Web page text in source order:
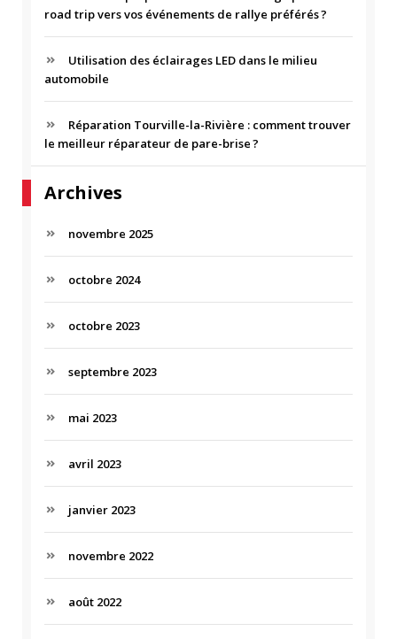
:
road trip vers vos événements de rallye préférés ?
Utilisation des éclairages LED dans le milieu
automobile
Réparation Tourville-la-Rivière : comment trouver
le meilleur réparateur de pare-brise ?
Archives
novembre 2025
octobre 2024
octobre 2023
septembre 2023
mai 2023
avril 2023
janvier 2023
novembre 2022
août 2022